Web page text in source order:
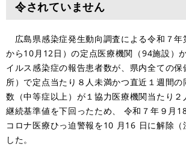
令されていません
広島県感染症発生動向調査による令和７年
から10月12日）の定点医療機関（94施設）
イルス感染症の報告患者数が、県内全ての保
所）で定点当たり８人未満かつ直近１週間
数（中等症以上）が１協力医療機関当たり
継続基準値を下回ったため、 令和７年９月
コロナ医療ひっ迫警報を10 月16 日に解除（
した。